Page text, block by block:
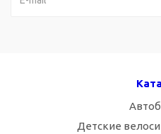
Детские